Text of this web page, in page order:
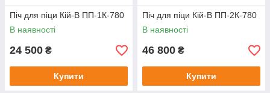
Піч для піци Кій-В ПП-1К-780
В наявності
24 500 ₴
Купити
Піч для піци Кій-В ПП-2К-780
В наявності
46 800 ₴
Купити